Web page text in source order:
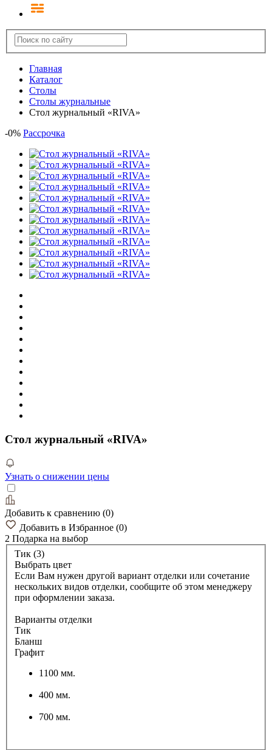
Главная
Каталог
Столы
Столы журнальные
Стол журнальный «RIVA»
-0% Рассрочка
Стол журнальный «RIVA»
Узнать о снижении цены
Добавить к сравнению (0)
Добавить в Избранное (0)
2 Подарка на выбор
Тик (3)
Выбрать цвет
Если Вам нужен другой вариант отделки или сочетание
нескольких видов отделки, сообщите об этом менеджеру
при оформлении заказа.
Варианты отделки
Тик
Бланш
Графит
1100 мм.
400 мм.
700 мм.